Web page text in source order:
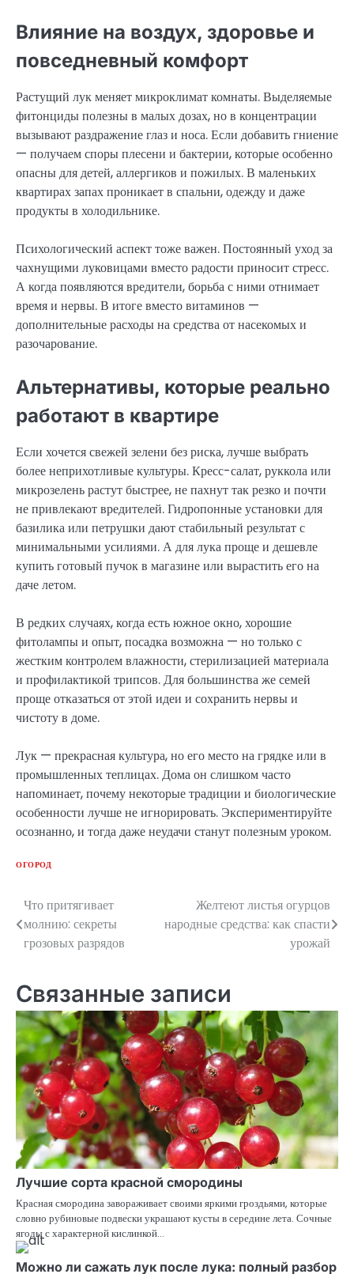
Влияние на воздух, здоровье и
повседневный комфорт
Растущий лук меняет микроклимат комнаты. Выделяемые
фитонциды полезны в малых дозах, но в концентрации
вызывают раздражение глаз и носа. Если добавить гниение
— получаем споры плесени и бактерии, которые особенно
опасны для детей, аллергиков и пожилых. В маленьких
квартирах запах проникает в спальни, одежду и даже
продукты в холодильнике.
Психологический аспект тоже важен. Постоянный уход за
чахнущими луковицами вместо радости приносит стресс.
А когда появляются вредители, борьба с ними отнимает
время и нервы. В итоге вместо витаминов —
дополнительные расходы на средства от насекомых и
разочарование.
Альтернативы, которые реально
работают в квартире
Если хочется свежей зелени без риска, лучше выбрать
более неприхотливые культуры. Кресс-салат, руккола или
микрозелень растут быстрее, не пахнут так резко и почти
не привлекают вредителей. Гидропонные установки для
базилика или петрушки дают стабильный результат с
минимальными усилиями. А для лука проще и дешевле
купить готовый пучок в магазине или вырастить его на
даче летом.
В редких случаях, когда есть южное окно, хорошие
фитолампы и опыт, посадка возможна — но только с
жестким контролем влажности, стерилизацией материала
и профилактикой трипсов. Для большинства же семей
проще отказаться от этой идеи и сохранить нервы и
чистоту в доме.
Лук — прекрасная культура, но его место на грядке или в
промышленных теплицах. Дома он слишком часто
напоминает, почему некоторые традиции и биологические
особенности лучше не игнорировать. Экспериментируйте
осознанно, и тогда даже неудачи станут полезным уроком.
ОГОРОД
Навигация
по
Что притягивает
молнию: секреты
грозовых разрядов
Желтеют листья огурцов
народные средства: как спасти
урожай
Связанные записи
Лучшие сорта красной смородины
Красная смородина завораживает своими яркими гроздьями, которые
словно рубиновые подвески украшают кусты в середине лета. Сочные
ягоды с характерной кислинкой…
Можно ли сажать лук после лука: полный разбор